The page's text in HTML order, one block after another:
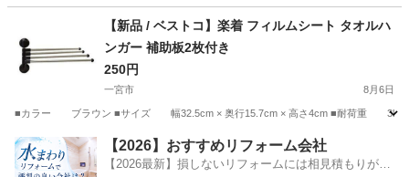
猿投駅 食器
【新品 / ベストコ】楽着 フィルムシート タオルハ
ンガー 補助板2枚付き
250円
一宮市 8月6日
■カラー ブラウン ■サイズ 幅32.5cm × 奥行15.7cm × 高さ4cm ■耐
愛知 一宮市 家庭用品 シート
【2026】おすすめリフォーム会社
【2026最新】損しないリフォームには相見積もりが不